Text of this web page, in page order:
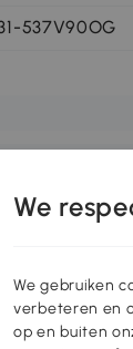
537V90OG
We
We gebruiken
verbeteren en
op en buiten